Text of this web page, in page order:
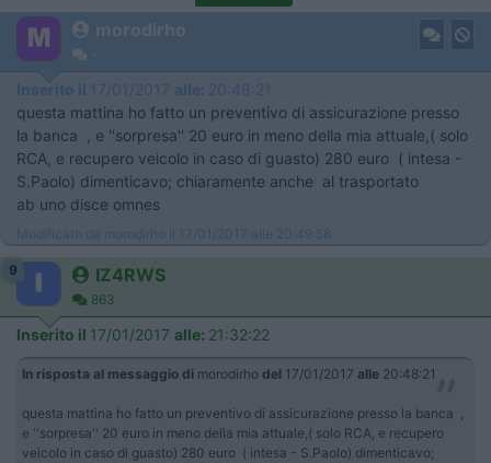
morodirho
Inserito il 17/01/2017 alle: 20:48:21
questa mattina ho fatto un preventivo di assicurazione presso
la banca , e ''sorpresa'' 20 euro in meno della mia attuale,( solo
RCA, e recupero veicolo in caso di guasto) 280 euro ( intesa -
S.Paolo) dimenticavo; chiaramente anche al trasportato
ab uno disce omnes
Modificato da morodirho il 17/01/2017 alle 20:49:58
9 IZ4RWS
863
Inserito il 17/01/2017 alle: 21:32:22
In risposta al messaggio di morodirho del 17/01/2017 alle 20:48:21
questa mattina ho fatto un preventivo di assicurazione presso la banca ,
e ''sorpresa'' 20 euro in meno della mia attuale,( solo RCA, e recupero
veicolo in caso di guasto) 280 euro ( intesa - S.Paolo) dimenticavo;